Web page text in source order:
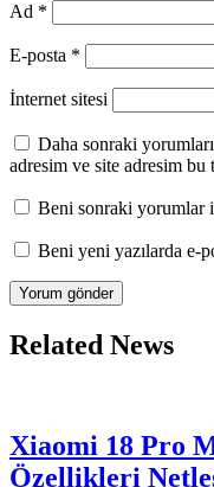
Ad *
E-posta *
İnternet sitesi
Daha sonraki
adresim ve site adresim bu
Beni sonraki yorumlar
Beni yeni yazılarda e-
Related News
Xiaomi 18 Pro
Özellikleri